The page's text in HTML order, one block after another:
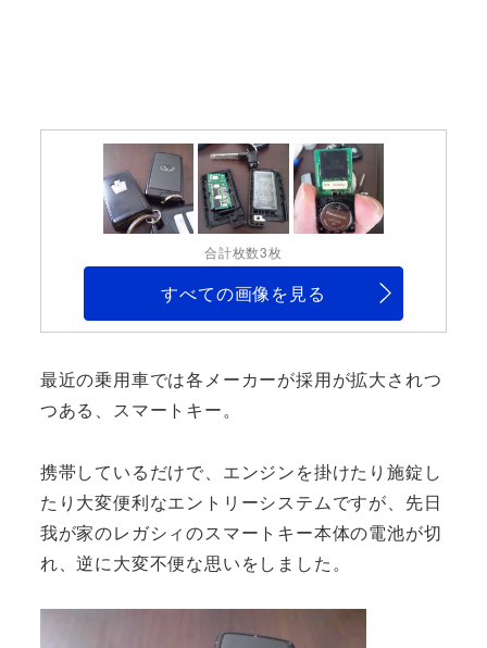
合計枚数3枚
すべての画像を見る
最近の乗用車では各メーカーが採用が拡大されつ
つある、スマートキー。
携帯しているだけで、エンジンを掛けたり施錠し
たり大変便利なエントリーシステムですが、先日
我が家のレガシィのスマートキー本体の電池が切
れ、逆に大変不便な思いをしました。